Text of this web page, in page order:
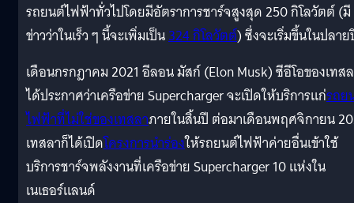
รถยนต์ไฟฟ้าทั่วไปโดยมีอัตราการชาร์จสูงสุด 250 กิโลวัตต์ (มี
ข่าวว่าในเร็ว ๆ นี้จะเพิ่มเป็น324 กิโลวัตต์) ซึ่งจะเริ่มขึ้นในปลา
เดือนกรกฎาคม 2021 อีลอน มัสก์ (Elon Musk) ซีอีโอของเทส
ได้ประกาศว่าเครือข่าย Supercharger จะเปิดให้บริการแก่รถย
ไฟฟ้าที่ไม่ใช่ของเทสลาภายในสิ้นปี ต่อมาเดือนพฤศจิกายน
เทสลาก็ได้เปิดโครงการนำร่องให้รถยนต์ไฟฟ้าค่ายอื่นเข้าใช้
บริการชาร์จพลังงานที่เครือข่าย Supercharger 10 แห่งใน
เนเธอร์แลนด์